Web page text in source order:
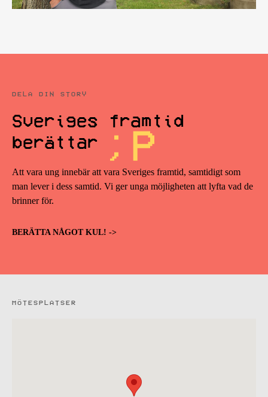
DELA DIN STORY
Sveriges framtid
berättar
Att vara ung innebär att vara Sveriges framtid, samtidigt som
man lever i dess samtid. Vi ger unga möjligheten att lyfta vad de
brinner för.
BERÄTTA NÅGOT KUL! ->
MÖTESPLATSER